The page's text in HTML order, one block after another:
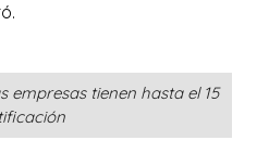
empresas tienen hasta el 15